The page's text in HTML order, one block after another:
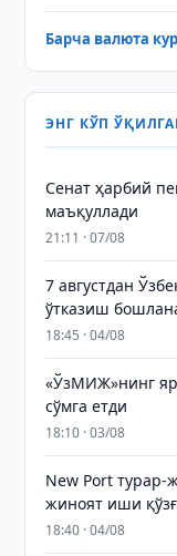
Барча валюта
ЭНГ КЎП
Сенат ҳарбий
маъқуллади
21:11 · 07/08
7 августдан
ўтказиш
18:45 · 04/08
«ЎзМИЖ»нинг
сўмга етди
18:10 · 03/08
New Port
жиноят иши
18:40 · 04/08